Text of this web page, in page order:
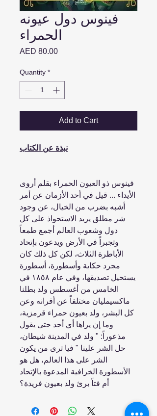
فينوس دول عيونه
الحمراء
AED 80.00Price
Quantity *
Add to Cart
نبذة عن الكتاب
فينوس ذو العيون الحمراء بقلم أروى
الأيداء ... قيل في أحد الأزمان عن أمر
أشبه بضرب من الخيال، عن وجود
شر مطلق يريد الاستحواذ على كل
دول وشعوب العالم أجمع طمعاً
وتجبراً في الأرض ويدعون بإتحاد
الأباطرة الثلاث، لكن كل ذلك كان
مجرد حكاية وأسطورة، أسطورة
يستحيل تصديقها، وفي عام ١٨٥٨ في
الخامس من أغسطس ولد بطلنا
ماکسیملیان مختلفاً عن أقرانه وعن
كل البشر، ولد بعيون حمراء قرمزية،
وما إن يراها أي أحد حتى يقول
مذعوراً: " ولد في المدينة شيطان،
حل الشر علينا " فيا ترى من يكون
الشر على هذا العالم، هل هو
الأسطورة الخرافية المدعوة بالإتحاد